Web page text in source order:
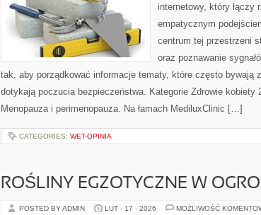
internetowy, który łączy
empatycznym
centrum tej przestrzeni
oraz poznawanie
tak, aby porządkować informacje tematy, które często bywają
dotykają poczucia bezpieczeństwa. Kategorie Zdrowie kobiety
Menopauza i perimenopauza. Na łamach MediluxClinic […]
CATEGORIES: WET-OPINIA
ROŚLINY EGZOTYCZNE W
POSTED BY ADMIN LUT - 17 - 2026 MOŻLIWOŚĆ